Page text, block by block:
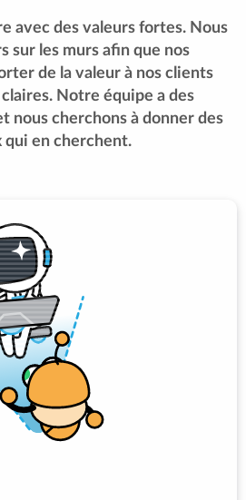
avec des valeurs fortes. Nous
sur les murs afin que nos
de la valeur à nos clients
Notre équipe a des
nous cherchons à donner des
qui en cherchent.